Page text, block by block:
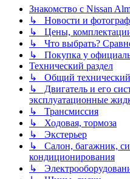
Знакомство с Nissan
↳ Новости и
↳ Цены,
↳ Что выбрать?
↳ Покупка у
Технический раздел
↳ Общий
↳ Двигатель и его
эксплуатационные
↳ Трансмиссия
↳ Ходовая, тормоза
↳ Экстерьер
↳ Салон, багажник,
кондиционирования
↳